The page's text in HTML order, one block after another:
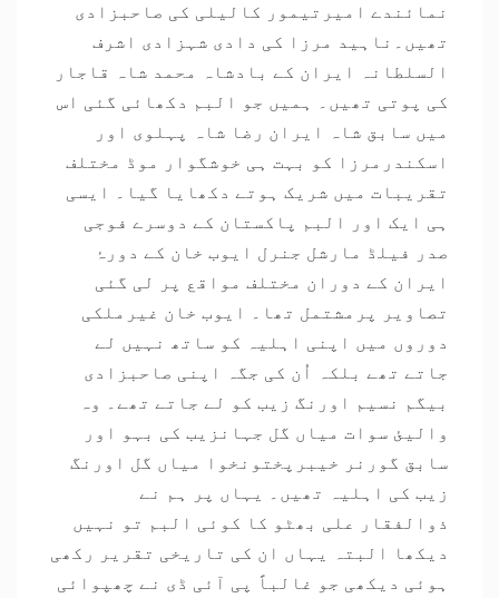
نمائندے امیرتیمور کالیلی کی صاحبزادی
تھیں۔ناہید مرزا کی دادی شہزادی اشرف
السلطانہ ایران کے بادشاہ محمد شاہ قاجار
کی پوتی تھیں۔ ہمیں جو البم دکھائی گئی اس
میں سابق شاہ ایران رضا شاہ پہلوی اور
اسکندرمرزا کو بہت ہی خوشگوار موڈ مختلف
تقریبات میں شریک ہوتے دکھایا گیا۔ ایسی
ہی ایک اور البم پاکستان کے دوسرے فوجی
صدر فیلڈ مارشل جنرل ایوب خان کے دورۂ
ایران کے دوران مختلف مواقع پر لی گئی
تصاویر پرمشتمل تھا۔ ایوب خان غیرملکی
دوروں میں اپنی اہلیہ کو ساتھ نہیں لے
جاتے تھے بلکہ اُن کی جگہ اپنی صاحبزادی
بیگم نسیم اورنگ زیب کو لے جاتے تھے۔ وہ
والیئ سوات میاں گل جہانزیب کی بہو اور
سابق گورنر خیبرپختونخوا میاں گل اورنگ
زیب کی اہلیہ تھیں۔ یہاں پر ہم نے
ذوالفقار علی بھٹو کا کوئی البم تو نہیں
دیکھا البتہ یہاں ان کی تاریخی تقریر رکھی
ہوئی دیکھی جو غالباً پی آئی ڈی نے چھپوائی